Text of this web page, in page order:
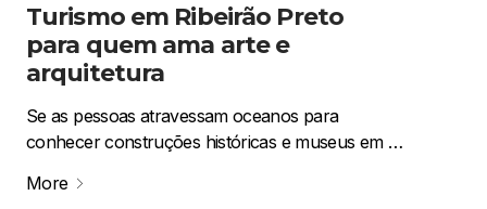
Turismo em Ribeirão Preto
para quem ama arte e
arquitetura
Se as pessoas atravessam oceanos para
conhecer construções históricas e museus em …
More